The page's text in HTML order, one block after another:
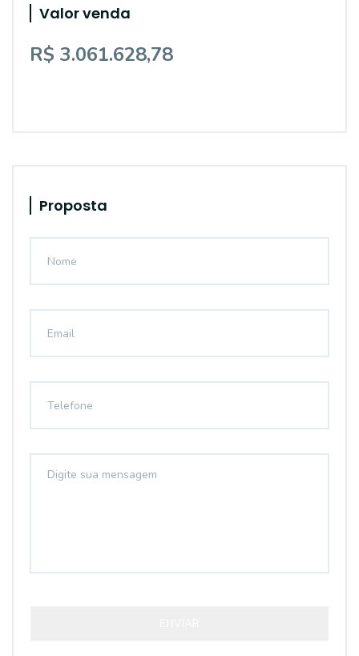
Valor venda
R$ 3.061.628,78
Proposta